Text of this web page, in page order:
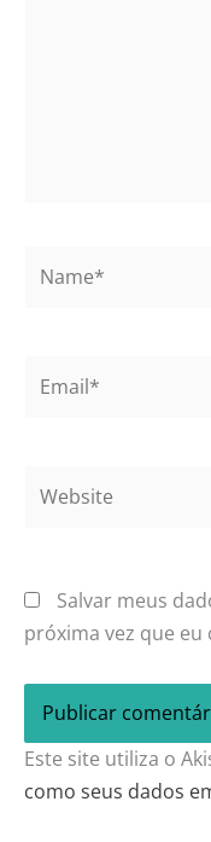
Salvar meus
próxima vez que eu
Este site utiliza o
como seus dados